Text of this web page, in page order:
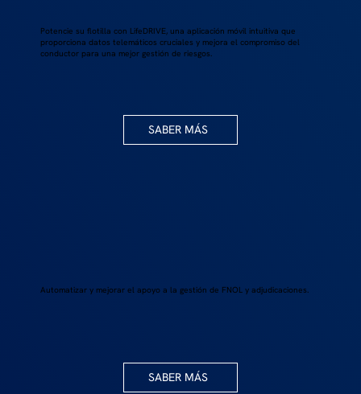
Potencie su flotilla con LifeDRIVE, una aplicación móvil intuitiva que
proporciona datos telemáticos cruciales y mejora el compromiso del
conductor para una mejor gestión de riesgos.
SABER MÁS
Automatizar y mejorar el apoyo a la gestión de FNOL y adjudicaciones.
SABER MÁS